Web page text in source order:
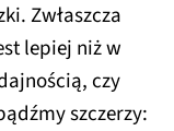
Zwłaszcza
lepiej niż w
czy
szczerzy: